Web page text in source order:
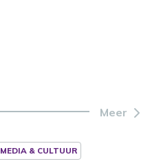
Meer
MEDIA & CULTUUR